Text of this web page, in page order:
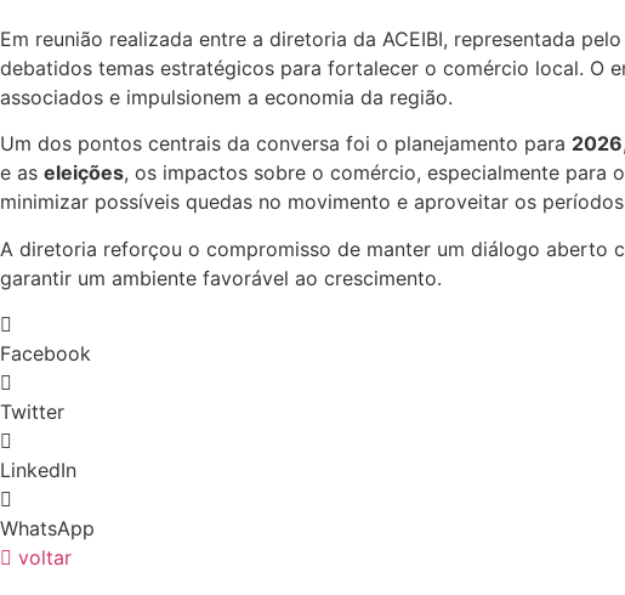
Em reunião realizada entre a diretoria da ACEIBI, representada
debatidos temas estratégicos para fortalecer o comércio local. O
associados e impulsionem a economia da região.
Um dos pontos centrais da conversa foi o planejamento para 2026
e as eleições, os impactos sobre o comércio, especialmente para
minimizar possíveis quedas no movimento e aproveitar os
A diretoria reforçou o compromisso de manter um diálogo aberto
garantir um ambiente favorável ao crescimento.
Facebook
Twitter
LinkedIn
WhatsApp
voltar